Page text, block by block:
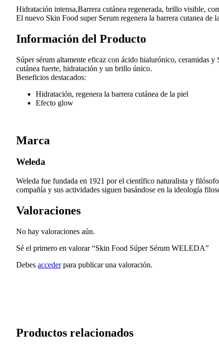
Hidratación ​intensa,Barrera cutánea regenerada, brillo visible​,
El nuevo Skin Food super Serum regenera la barrera cutanea
Información del Producto
Súper sérum altamente eficaz con ácido hialurónico, ceramidas
cutánea fuerte, hidratación y un brillo único.
Beneficios destacados:
Hidratación, regenera la barrera cutánea de la piel
Efecto glow
Marca
Weleda
Weleda fue fundada en 1921 por el científico naturalista y
compañía y sus actividades siguen basándose en la ideología
Valoraciones
No hay valoraciones aún.
Sé el primero en valorar “Skin Food Súper Sérum WELEDA”
Debes accederpara publicar una valoración.
Productos relacionados